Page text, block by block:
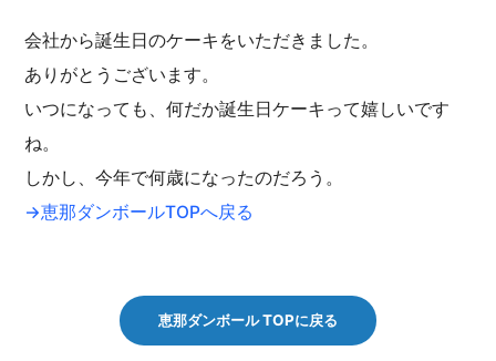
会社から誕生日のケーキをいただきました。
ありがとうございます。
いつになっても、何だか誕生日ケーキって嬉しいです
ね。
しかし、今年で何歳になったのだろう。
→恵那ダンボールTOPへ戻る
恵那ダンボール TOPに戻る